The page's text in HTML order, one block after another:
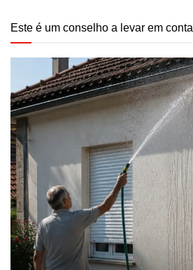
Este é um conselho a levar em conta